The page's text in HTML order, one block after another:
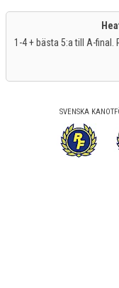
1-4 + bästa 5:a till A-
SVENSKA